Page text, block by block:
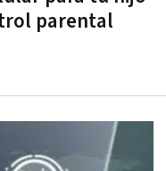
parental